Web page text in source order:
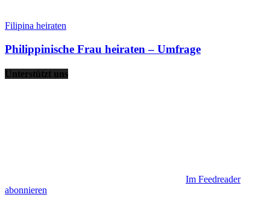
Filipina heiraten
Philippinische Frau heiraten – Umfrage
Unterstützt uns
Im Feedreader
abonnieren